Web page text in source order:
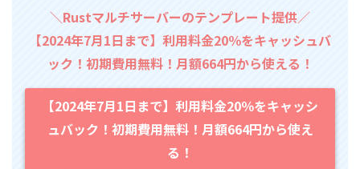
＼Rustマルチサーバーのテンプレート提供／
【2024年7月1日まで】利用料金20％をキャッシュバ
ック！初期費用無料！月額664円から使える！
【2024年7月1日まで】利用料金20％をキャッシ
ュバック！初期費用無料！月額664円から使え
る！